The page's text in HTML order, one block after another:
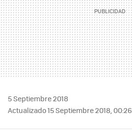
5 Septiembre 2018
Actualizado 15 Septiembre 2018, 00:26